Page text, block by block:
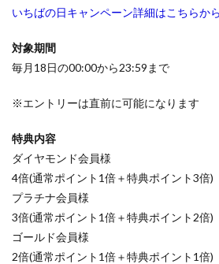
いちばの日キャンペーン詳細はこちらか
対象期間
毎月18日の00:00から23:59まで
※エントリーは直前に可能になります
特典内容
ダイヤモンド会員様
4倍(通常ポイント1倍＋特典ポイント3倍)
プラチナ会員様
3倍(通常ポイント1倍＋特典ポイント2倍)
ゴールド会員様
2倍(通常ポイント1倍＋特典ポイント1倍)